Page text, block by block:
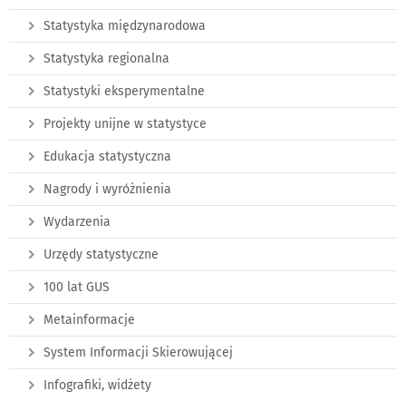
Statystyka międzynarodowa
Statystyka regionalna
Statystyki eksperymentalne
Projekty unijne w statystyce
Edukacja statystyczna
Nagrody i wyróżnienia
Wydarzenia
Urzędy statystyczne
100 lat GUS
Metainformacje
System Informacji Skierowującej
Infografiki, widżety